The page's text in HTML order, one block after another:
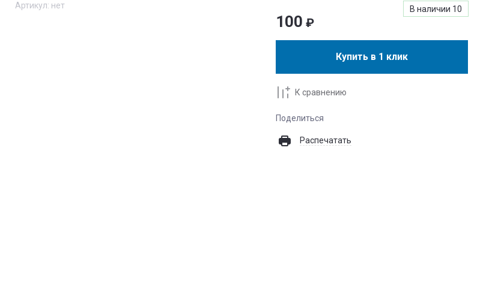
Артикул: нет В наличии 10
100 ₽
Купить в 1 клик
К сравнению
Поделиться
Распечатать